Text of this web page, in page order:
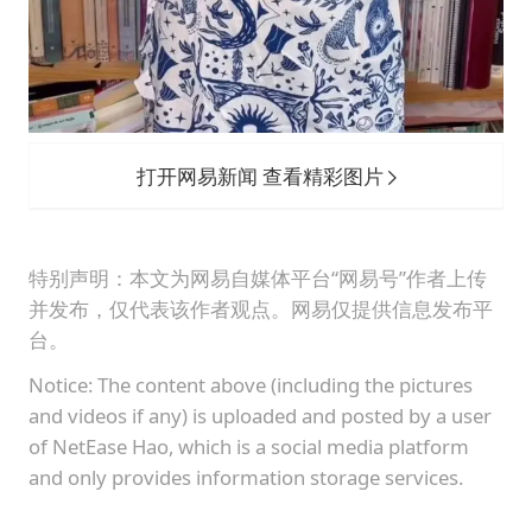
打开网易新闻 查看精彩图片
特别声明：本文为网易自媒体平台“网易号”作者上传
并发布，仅代表该作者观点。网易仅提供信息发布平
台。
Notice: The content above (including the pictures
and videos if any) is uploaded and posted by a user
of NetEase Hao, which is a social media platform
and only provides information storage services.